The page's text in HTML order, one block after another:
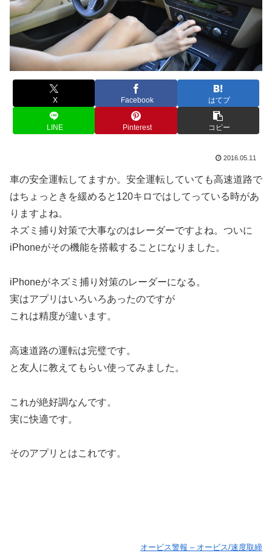
X Facebook はてブ
LINE Pinterest コピー
2016.05.11
車の安全運転してますか。安全運転していても高速道路で
はちょっときを緩めると120キロではしてっている時があ
りますよね。
ネズミ捕り対策で大事なのはレーダーですよね。ついに
iPhoneがその機能を搭載することになりました。
iPhoneがネズミ捕り対策のレーダーになる。
実はアプリはいろいろあったのですが
これは精度が違います。
高速道路の運転は完璧です。
と友人に教えてもらい使ってみました。
これが絶好調なんです。
実に快適です。
そのアプリとはこれです。
オービス警報 – オービス/速度取締